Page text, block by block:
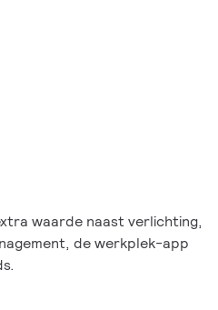
waarde naast verlichting,
de werkplek-app